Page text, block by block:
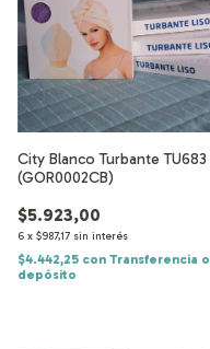
City Blanco Turbante TU683
(GOR0002CB)
$5.923,00
6 x $987,17 sin interés
$4.442,25 con Transferencia o
depósito